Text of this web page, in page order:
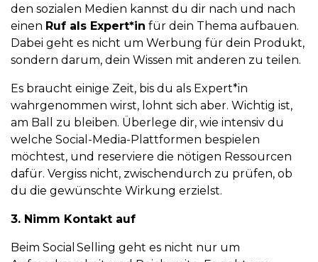
den sozialen Medien kannst du dir nach und nach
einen Ruf als Expert*in für dein Thema aufbauen.
Dabei geht es nicht um Werbung für dein Produkt,
sondern darum, dein Wissen mit anderen zu teilen.
Es braucht einige Zeit, bis du als Expert*in
wahrgenommen wirst, lohnt sich aber. Wichtig ist,
am Ball zu bleiben. Überlege dir, wie intensiv du
welche Social-Media-Plattformen bespielen
möchtest, und reserviere die nötigen Ressourcen
dafür. Vergiss nicht, zwischendurch zu prüfen, ob
du die gewünschte Wirkung erzielst.
3. Nimm Kontakt auf
Beim Social Selling geht es nicht nur um